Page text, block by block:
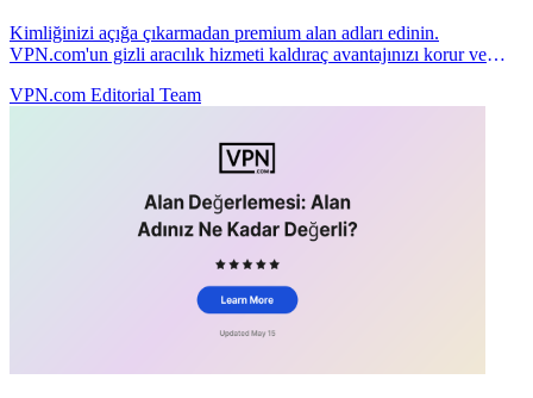
Kimliğinizi açığa çıkarmadan premium alan adları edinin.
VPN.com'un gizli aracılık hizmeti kaldıraç avantajınızı korur ve
VPN.com Editorial Team